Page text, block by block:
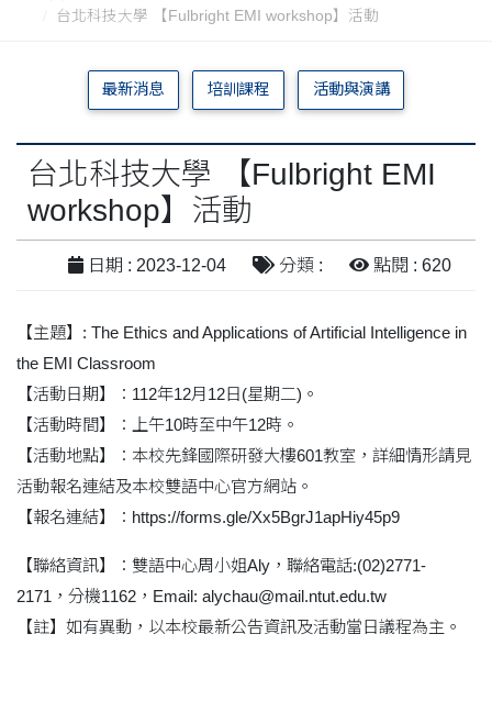
台北科技大學 【Fulbright EMI workshop】活動
最新消息 培訓課程 活動與演講
台北科技大學 【Fulbright EMI
workshop】活動
日期 : 2023-12-04 分類 : 點閱 : 620
【主題】: The Ethics and Applications of Artificial Intelligence in
the EMI Classroom
【活動日期】：112年12月12日(星期二)。
【活動時間】：上午10時至中午12時。
【活動地點】：本校先鋒國際研發大樓601教室，詳細情形請見
活動報名連結及本校雙語中心官方網站。
【報名連結】：https://forms.gle/Xx5BgrJ1apHiy45p9
【聯絡資訊】：雙語中心周小姐Aly，聯絡電話:(02)2771-
2171，分機1162，Email: alychau@mail.ntut.edu.tw
【註】如有異動，以本校最新公告資訊及活動當日議程為主。